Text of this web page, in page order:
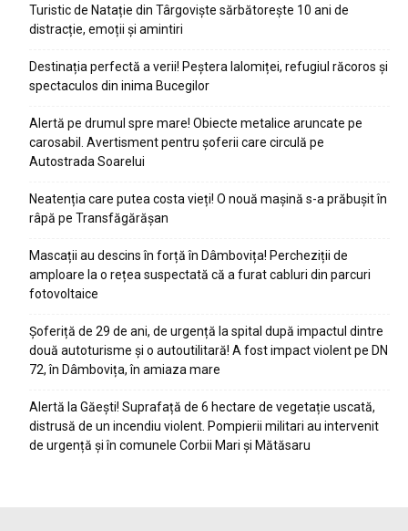
Turistic de Natație din Târgoviște sărbătorește 10 ani de
distracție, emoții și amintiri
Destinația perfectă a verii! Peștera Ialomiței, refugiul răcoros și
spectaculos din inima Bucegilor
Alertă pe drumul spre mare! Obiecte metalice aruncate pe
carosabil. Avertisment pentru șoferii care circulă pe
Autostrada Soarelui
Neatenția care putea costa vieți! O nouă mașină s-a prăbușit în
râpă pe Transfăgărășan
Mascații au descins în forță în Dâmbovița! Percheziții de
amploare la o rețea suspectată că a furat cabluri din parcuri
fotovoltaice
Șoferiță de 29 de ani, de urgență la spital după impactul dintre
două autoturisme și o autoutilitară! A fost impact violent pe DN
72, în Dâmbovița, în amiaza mare
Alertă la Găești! Suprafață de 6 hectare de vegetație uscată,
distrusă de un incendiu violent. Pompierii militari au intervenit
de urgență și în comunele Corbii Mari și Mătăsaru